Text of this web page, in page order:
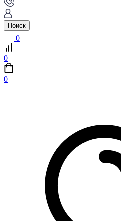
Поиск
0
0
0